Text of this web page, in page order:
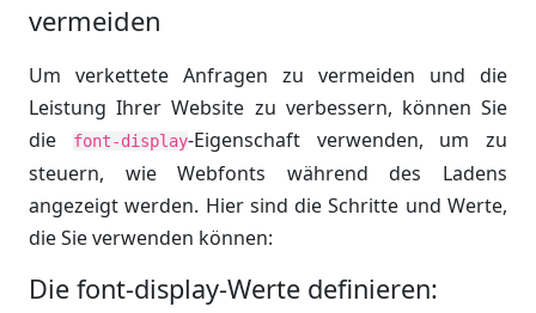
vermeiden
Um verkettete Anfragen zu vermeiden und die
Leistung Ihrer Website zu verbessern, können Sie
die
font-display-Eigenschaft verwenden, um zu
steuern, wie Webfonts während des Ladens
angezeigt werden. Hier sind die Schritte und Werte,
die Sie verwenden können:
Die font-display-Werte definieren: